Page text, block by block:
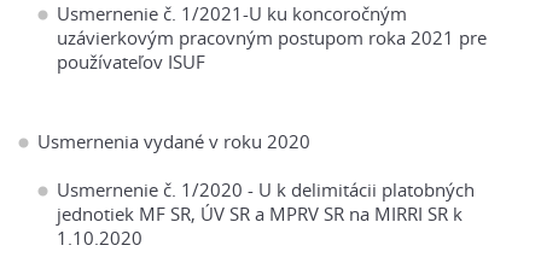
Usmernenie č. 1/2021-U ku koncoročným
uzávierkovým pracovným postupom roka 2021 pre
používateľov ISUF
Usmernenia vydané v roku 2020
Usmernenie č. 1/2020 - U k delimitácii platobných
jednotiek MF SR, ÚV SR a MPRV SR na MIRRI SR k
1.10.2020